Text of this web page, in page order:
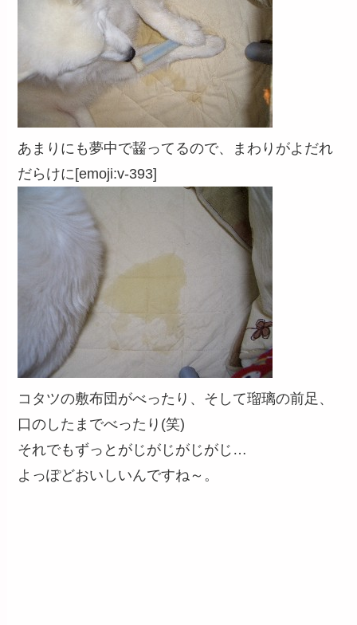
あまりにも夢中で齧ってるので、まわりがよだれ
だらけに[emoji:v-393]
コタツの敷布団がべったり、そして瑠璃の前足、
口のしたまでべったり(笑)
それでもずっとがじがじがじがじ…
よっぽどおいしいんですね～。